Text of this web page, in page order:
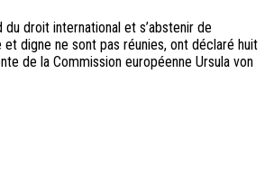
droit international et s’abstenir de
digne ne sont pas réunies, ont déclaré huit
de la Commission européenne Ursula von